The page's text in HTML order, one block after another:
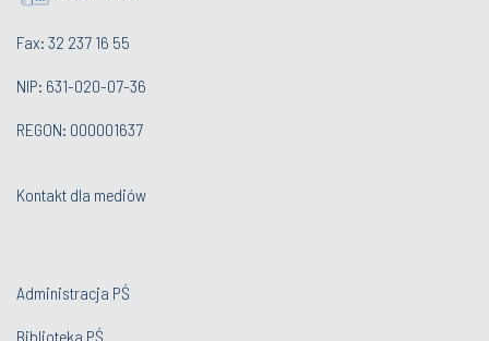
Fax: 32 237 16 55
NIP: 631-020-07-36
REGON: 000001637
Kontakt dla mediów
Administracja PŚ
Biblioteka PŚ